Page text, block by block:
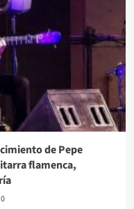
de Pepe
flamenca,
0